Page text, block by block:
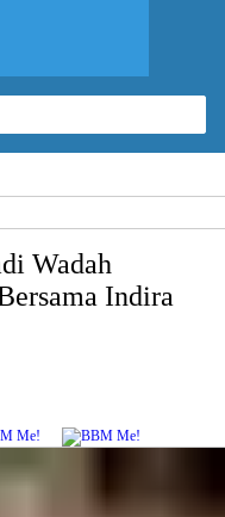
Wadah
Indira